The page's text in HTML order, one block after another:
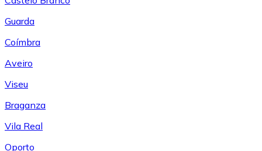
Guarda
Coímbra
Aveiro
Viseu
Braganza
Vila Real
Oporto